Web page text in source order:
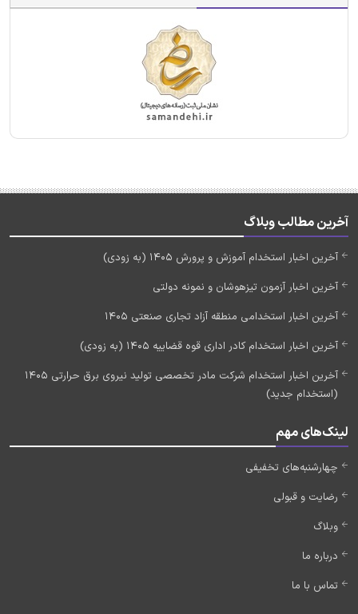
آخرین مطالب وبلاگ
آخرین اخبار استخدام آموزش و پرورش 1405 (به زودی)
آخرین اخبار آزمون تیزهوشان و نمونه دولتی
آخرین اخبار استخدامی منطقه آزاد تجاری صنعتی 1405
آخرین اخبار استخدام کادر اداری قوه قضاییه 1405 (به زودی)
آخرین اخبار استخدام شرکت مادر تخصصی تولید نیروی برق حرارتی 1405
(استخدام جدید)
لینک‌های مهم
چهارشنبه‌های تخفیفی
رضایت و قبولی
وبلاگ
درباره ما
تماس با ما